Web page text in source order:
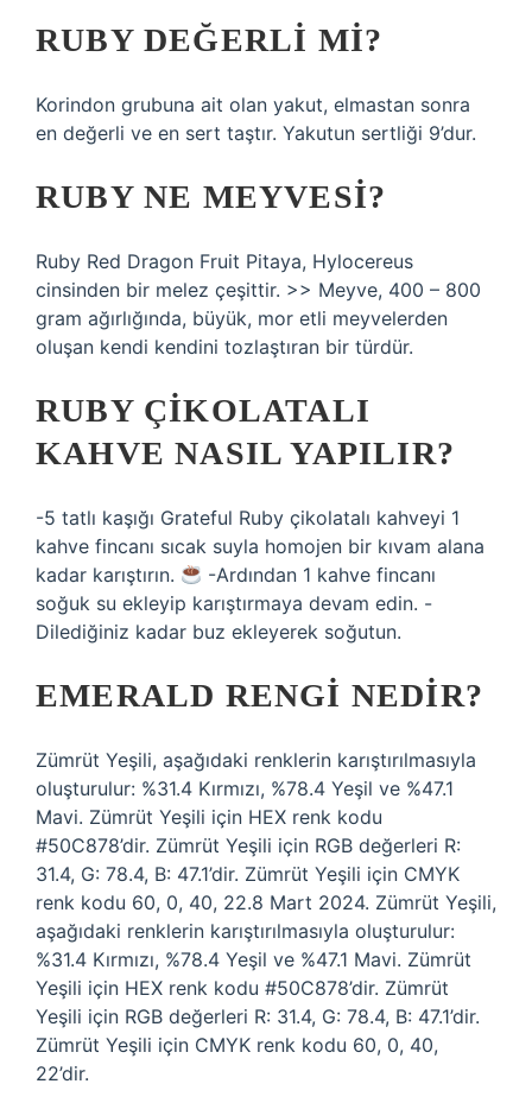
RUBY DEĞERLI MI?
Korindon grubuna ait olan yakut, elmastan sonra
en değerli ve en sert taştır. Yakutun sertliği 9’dur.
RUBY NE MEYVESI?
Ruby Red Dragon Fruit Pitaya, Hylocereus
cinsinden bir melez çeşittir. >> Meyve, 400 – 800
gram ağırlığında, büyük, mor etli meyvelerden
oluşan kendi kendini tozlaştıran bir türdür.
RUBY ÇIKOLATALI
KAHVE NASIL YAPILIR?
-5 tatlı kaşığı Grateful Ruby çikolatalı kahveyi 1
kahve fincanı sıcak suyla homojen bir kıvam alana
kadar karıştırın.
-Ardından 1 kahve fincanı
soğuk su ekleyip karıştırmaya devam edin. -
Dilediğiniz kadar buz ekleyerek soğutun.
EMERALD RENGI NEDIR?
Zümrüt Yeşili, aşağıdaki renklerin karıştırılmasıyla
oluşturulur: %31.4 Kırmızı, %78.4 Yeşil ve %47.1
Mavi. Zümrüt Yeşili için HEX renk kodu
#50C878’dir. Zümrüt Yeşili için RGB değerleri R:
31.4, G: 78.4, B: 47.1’dir. Zümrüt Yeşili için CMYK
renk kodu 60, 0, 40, 22.8 Mart 2024. Zümrüt Yeşili,
aşağıdaki renklerin karıştırılmasıyla oluşturulur:
%31.4 Kırmızı, %78.4 Yeşil ve %47.1 Mavi. Zümrüt
Yeşili için HEX renk kodu #50C878’dir. Zümrüt
Yeşili için RGB değerleri R: 31.4, G: 78.4, B: 47.1’dir.
Zümrüt Yeşili için CMYK renk kodu 60, 0, 40,
22’dir.